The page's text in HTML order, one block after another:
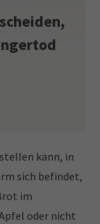
kann, in
sich befindet,
im
oder nicht